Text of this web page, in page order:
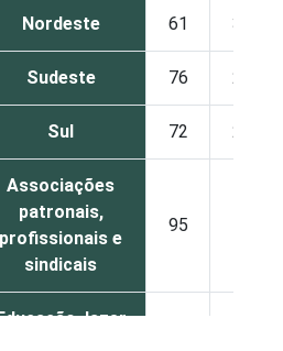
Nordeste 61 39
Sudeste 76 24
Sul 72 28
Associações
patronais,
profissionais e
sindicais
95
lazer